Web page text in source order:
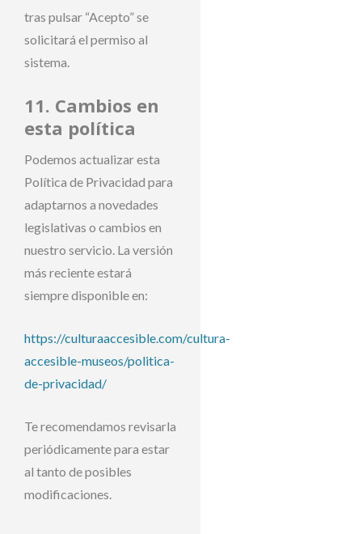
tras pulsar “Acepto” se
solicitará el permiso al
sistema.
11. Cambios en
esta política
Podemos actualizar esta
Política de Privacidad para
adaptarnos a novedades
legislativas o cambios en
nuestro servicio. La versión
más reciente estará
siempre disponible en:
https://culturaaccesible.com/cultura-
accesible-museos/politica-
de-privacidad/
Te recomendamos revisarla
periódicamente para estar
al tanto de posibles
modificaciones.